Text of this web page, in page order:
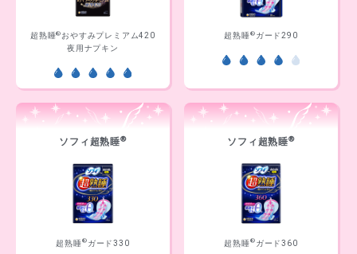
超熟睡® おやすみプレミアム420
夜用ナプキン
超熟睡® ガード290
ソフィ超熟睡®
超熟睡® ガード330
ソフィ超熟睡®
超熟睡® ガード360